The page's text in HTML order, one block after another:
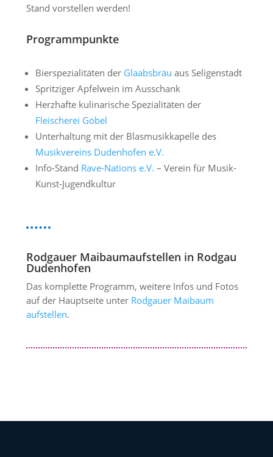
Stand vorstellen werden!
Programmpunkte
Bierspezialitäten der Glaabsbräu aus Seligenstadt
Spritziger Apfelwein im Ausschank
Herzhafte kulinarische Spezialitäten der
Fleischerei Göbel
Unterhaltung mit der Blasmusikkapelle des
Musikvereins Dudenhofen e.V.
Info-Stand Rave-Nations e.V. – Verein für Musik-
Kunst-Jugendkultur
Rodgauer Maibaumaufstellen in Rodgau
Dudenhofen
Das komplette Programm, weitere Infos und Fotos
auf der Hauptseite unter Rodgauer Maibaum
aufstellen.